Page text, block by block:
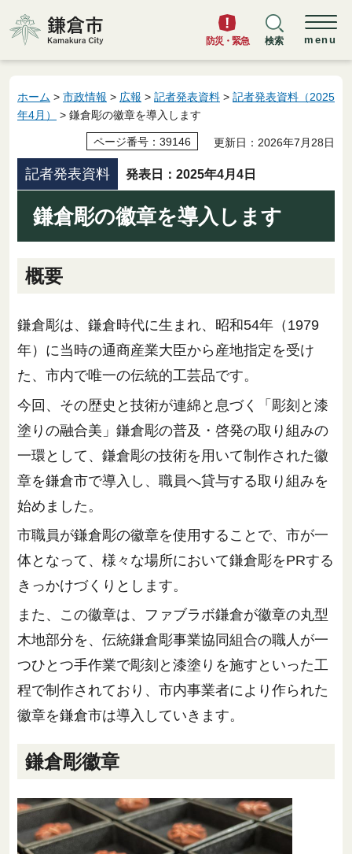
鎌倉市
防災・緊急 検索 menu
ホーム > 市政情報 > 広報 > 記者発表資料 > 記者発表資料（2025
年4月）
> 鎌倉彫の徽章を導入します
ページ番号：39146 更新日：2026年7月28日
記者発表資料 発表日：2025年4月4日
鎌倉彫の徽章を導入します
概要
鎌倉彫は、鎌倉時代に生まれ、昭和54年（1979
年）に当時の通商産業大臣から産地指定を受け
た、市内で唯一の伝統的工芸品です。
今回、その歴史と技術が連綿と息づく「彫刻と漆
塗りの融合美」鎌倉彫の普及・啓発の取り組みの
一環として、鎌倉彫の技術を用いて制作された徽
章を鎌倉市で導入し、職員へ貸与する取り組みを
始めました。
市職員が鎌倉彫の徽章を使用することで、市が一
体となって、様々な場所において鎌倉彫をPRする
きっかけづくりとします。
また、この徽章は、ファブラボ鎌倉が徽章の丸型
木地部分を、伝統鎌倉彫事業協同組合の職人が一
つひとつ手作業で彫刻と漆塗りを施すといった工
程で制作されており、市内事業者により作られた
徽章を鎌倉市は導入していきます。
鎌倉彫徽章